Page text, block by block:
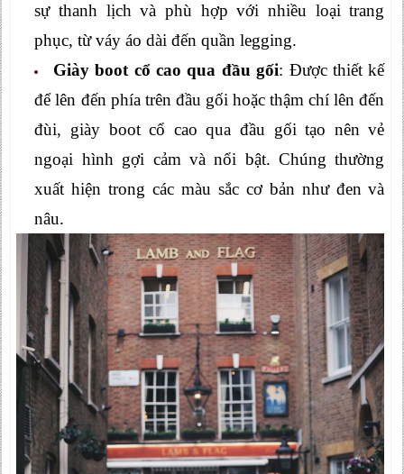
sự thanh lịch và phù hợp với nhiều loại trang
phục, từ váy áo dài đến quần legging.
Giày boot cổ cao qua đầu gối: Được thiết kế
để lên đến phía trên đầu gối hoặc thậm chí lên đến
đùi, giày boot cổ cao qua đầu gối tạo nên vẻ
ngoại hình gợi cảm và nổi bật. Chúng thường
xuất hiện trong các màu sắc cơ bản như đen và
nâu.